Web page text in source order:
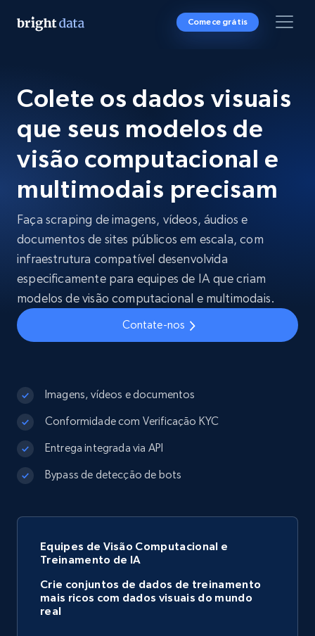
Comece grátis
Colete os dados visuais
que seus modelos de
visão computacional e
multimodais precisam
Faça scraping de imagens, vídeos, áudios e
documentos de sites públicos em escala, com
infraestrutura compatível desenvolvida
especificamente para equipes de IA que criam
modelos de visão computacional e multimodais.
Contate-nos
Imagens, vídeos e documentos
Conformidade com Verificação KYC
Entrega integrada via API
Bypass de detecção de bots
Equipes de Visão Computacional e
Treinamento de IA
Crie conjuntos de dados de treinamento
mais ricos com dados visuais do mundo
real